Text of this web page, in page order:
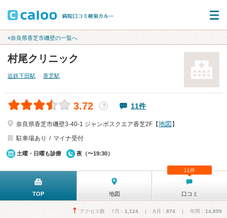
«奈良県香芝市磯壁の一覧へ
村尾クリニック
近鉄下田駅 香芝駅
3.72 ？ 11件
奈良県香芝市磯壁3-40-1 ジャンボスクエア香芝2F【地図 】
駐車場あり
マイナ受付
土曜・日曜も診療 夜（〜19:30）
TOP 地図 口コミ
11件
アクセス数 7月： 1,124 | 6月： 874 | 年間： 14,899